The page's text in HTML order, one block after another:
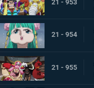
21 - 953
21 - 954
21 - 955